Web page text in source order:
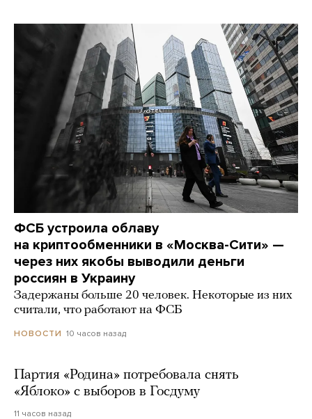
ФСБ устроила облаву
на криптообменники в «Москва-Сити» —
через них якобы выводили деньги
россиян в Украину
Задержаны больше 20 человек. Некоторые из них
считали, что работают на ФСБ
НОВОСТИ 10 часов назад
Партия «Родина» потребовала снять
«Яблоко» с выборов в Госдуму
11 часов назад